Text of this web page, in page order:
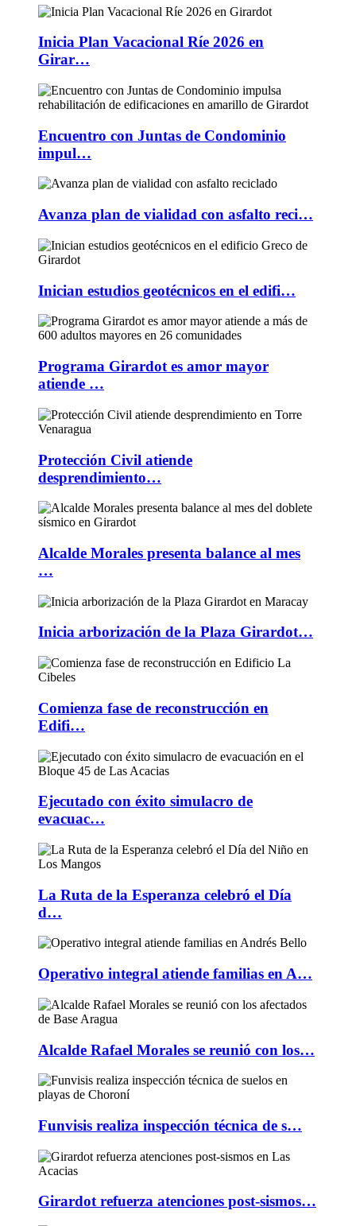
Inicia Plan Vacacional Ríe 2026 en
Girar…
Encuentro con Juntas de Condominio
impul…
Avanza plan de vialidad con asfalto reci…
Inician estudios geotécnicos en el edifi…
Programa Girardot es amor mayor
atiende …
Protección Civil atiende
desprendimiento…
Alcalde Morales presenta balance al mes
…
Inicia arborización de la Plaza Girardot…
Comienza fase de reconstrucción en
Edifi…
Ejecutado con éxito simulacro de
evacuac…
La Ruta de la Esperanza celebró el Día
d…
Operativo integral atiende familias en A…
Alcalde Rafael Morales se reunió con los…
Funvisis realiza inspección técnica de s…
Girardot refuerza atenciones post-sismos…